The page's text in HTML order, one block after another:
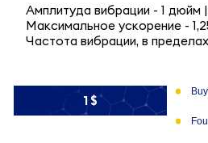
Амплитуда вибрации - 1
Максимальное ускорение -
Частота вибрации, в
1 $